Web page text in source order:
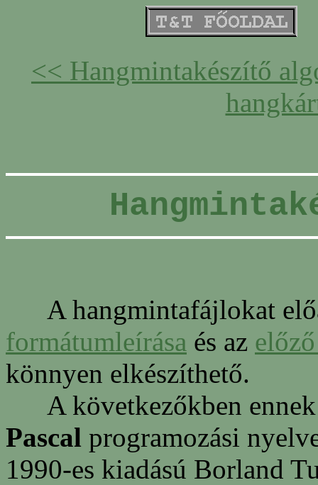
<< Hangmintakészítő
A hangmintafájlokat
formátumleírása és az
könnyen elkészíthető.
A következőkben ennek
Pascal programozási
1990-es kiadású Borland